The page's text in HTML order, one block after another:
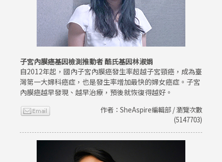
子宮內膜癌基因檢測推動者 酷氏基因林淑娟
自2012年起，國內子宮內膜癌發生率超越子宮頸癌，成為臺
灣第一大婦科癌症，也是發生率增加最快的婦女癌症。子宮
內膜癌越早發現、越早治療，預後就恢復得越好。
作者：SheAspire編輯部 / 瀏覽次數
(5147703)